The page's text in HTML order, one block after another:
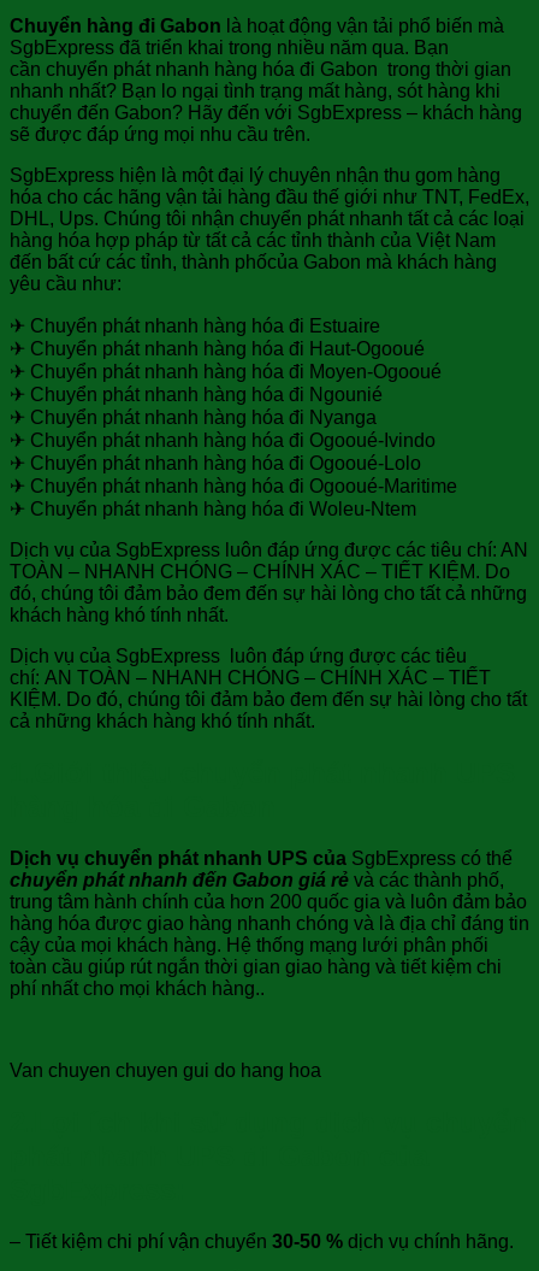
Chuyển hàng đi Gabon là hoạt động vận tải phổ biến mà
SgbExpress đã triển khai trong nhiều năm qua. Bạn
cần chuyển phát nhanh hàng hóa đi Gabon trong thời gian
nhanh nhất? Bạn lo ngại tình trạng mất hàng, sót hàng khi
chuyển đến Gabon? Hãy đến với SgbExpress – khách hàng
sẽ được đáp ứng mọi nhu cầu trên.
SgbExpress hiện là một đại lý chuyên nhận thu gom hàng
hóa cho các hãng vận tải hàng đầu thế giới như TNT, FedEx,
DHL, Ups. Chúng tôi nhận chuyển phát nhanh tất cả các loại
hàng hóa hợp pháp từ tất cả các tỉnh thành của Việt Nam
đến bất cứ các tỉnh, thành phốcủa Gabon mà khách hàng
yêu cầu như:
✈ Chuyển phát nhanh hàng hóa đi Estuaire
✈ Chuyển phát nhanh hàng hóa đi Haut-Ogooué
✈ Chuyển phát nhanh hàng hóa đi Moyen-Ogooué
✈ Chuyển phát nhanh hàng hóa đi Ngounié
✈ Chuyển phát nhanh hàng hóa đi Nyanga
✈ Chuyển phát nhanh hàng hóa đi Ogooué-Ivindo
✈ Chuyển phát nhanh hàng hóa đi Ogooué-Lolo
✈ Chuyển phát nhanh hàng hóa đi Ogooué-Maritime
✈ Chuyển phát nhanh hàng hóa đi Woleu-Ntem
Dịch vụ của SgbExpress luôn đáp ứng được các tiêu chí: AN
TOÀN – NHANH CHÓNG – CHÍNH XÁC – TIẾT KIỆM. Do
đó, chúng tôi đảm bảo đem đến sự hài lòng cho tất cả những
khách hàng khó tính nhất.
Dịch vụ của SgbExpress luôn đáp ứng được các tiêu
chí: AN TOÀN – NHANH CHÓNG – CHÍNH XÁC – TIẾT
KIỆM. Do đó, chúng tôi đảm bảo đem đến sự hài lòng cho tất
cả những khách hàng khó tính nhất.
Dịch vụ chuyển phát nhanh UPS của SgbExpress có thể
chuyển phát nhanh đến Gabon giá rẻ và các thành phố,
trung tâm hành chính của hơn 200 quốc gia và luôn đảm bảo
hàng hóa được giao hàng nhanh chóng và là địa chỉ đáng tin
cậy của mọi khách hàng. Hệ thống mạng lưới phân phối
toàn cầu giúp rút ngắn thời gian giao hàng và tiết kiệm chi
phí nhất cho mọi khách hàng..
Van chuyen chuyen gui do hang hoa
– Tiết kiệm chi phí vận chuyển 30-50 % dịch vụ chính hãng.